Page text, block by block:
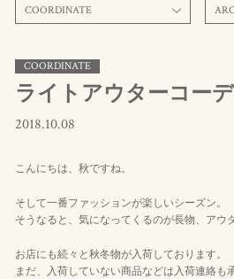
COORDINATE
COORDINATE
ライトアウターコー
2018.10.08
こんにちは、秋ですね。
そして一番ファッションが楽しいシーズン。
そうなると、気になってくるのが長物、アウ
お店にも続々と秋冬物が入荷しております。
まだ、入荷していない商品などは入荷連絡も